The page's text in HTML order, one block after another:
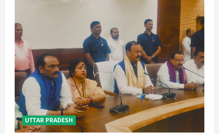
UTTAR PRADESH